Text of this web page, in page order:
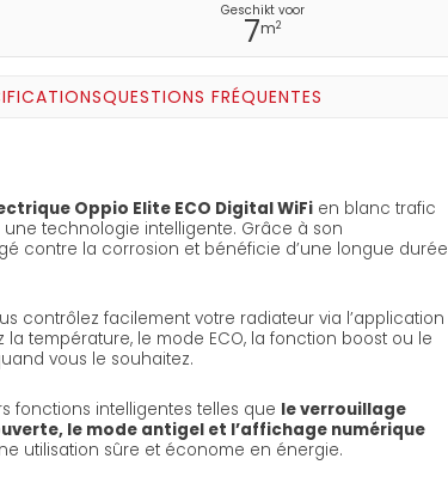
Geschikt voor
7m2
QUESTIONS FRÉQUENTES
Oppio Elite ECO Digital WiFi en blanc trafic
une technologie intelligente. Grâce à son
contre la corrosion et bénéficie d’une longue durée
contrôlez facilement votre radiateur via l’application
la température, le mode ECO, la fonction boost ou le
vous le souhaitez.
fonctions intelligentes telles que le verrouillage
le mode antigel et l’affichage numérique
utilisation sûre et économe en énergie.